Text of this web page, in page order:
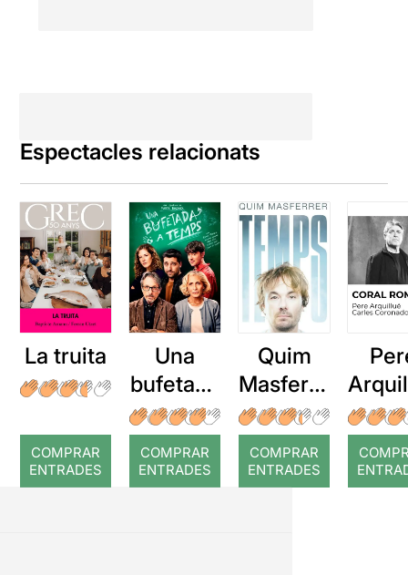
Espectacles relacionats
La truita
COMPRAR
ENTRADES
Una
bufetada
a temps
COMPRAR
ENTRADES
Quim
Masferre
r: Temps
COMPRAR
ENTRADES
: